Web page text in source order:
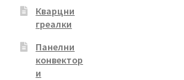
Кварцни
греалки
Панелни
конвектор
и